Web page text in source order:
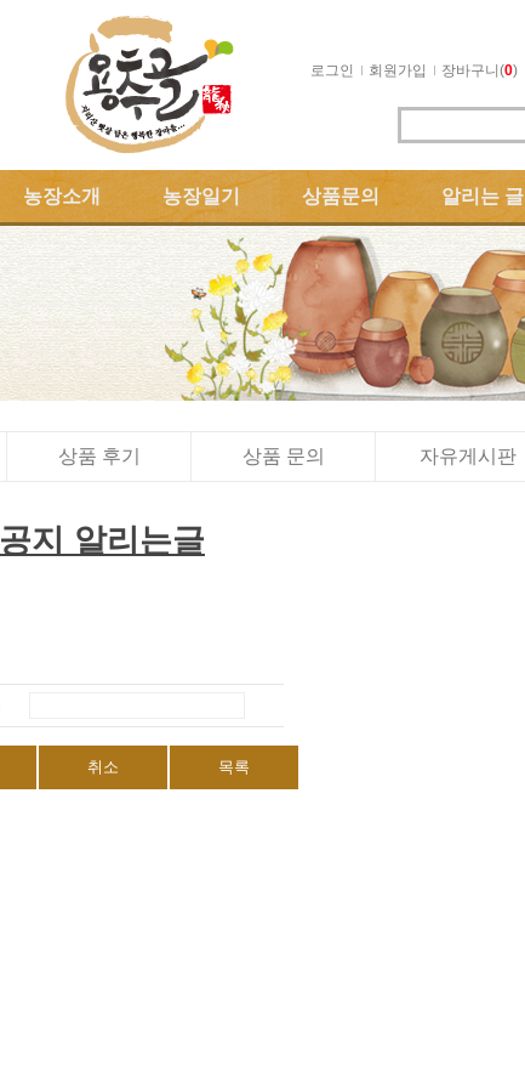
로그인 회원가입 장바구니(0)
농장소개 농장일기 상품문의 알리는 글
상품 후기 상품 문의 자유게시판
공지 알리는글
취소 목록